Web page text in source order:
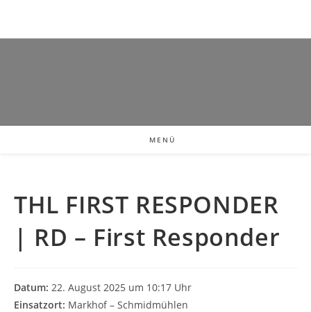
MENÜ
THL FIRST RESPONDER
| RD – First Responder
Datum: 22. August 2025 um 10:17 Uhr
Einsatzort: Markhof – Schmidmühlen